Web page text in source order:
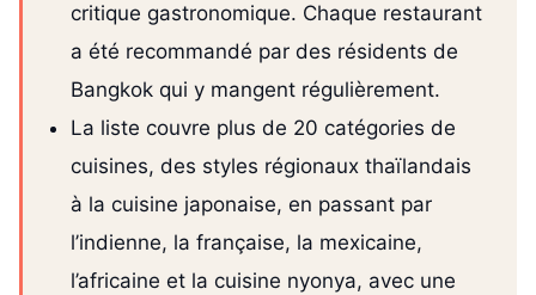
critique gastronomique. Chaque restaurant
a été recommandé par des résidents de
Bangkok qui y mangent régulièrement.
La liste couvre plus de 20 catégories de
cuisines, des styles régionaux thaïlandais
à la cuisine japonaise, en passant par
l’indienne, la française, la mexicaine,
l’africaine et la cuisine nyonya, avec une